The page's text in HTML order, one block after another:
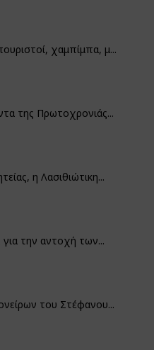
χαμπίμπα, μ...
της Πρωτοχρονιάς...
η Λασιθιώτικη...
για την αντοχή των...
του Στέφανου...